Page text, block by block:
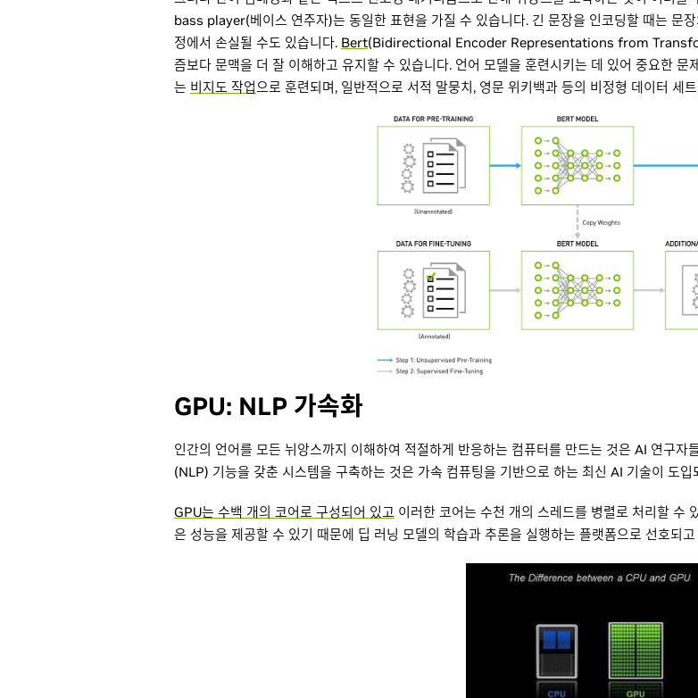
bass player(베이스 연주자)는 동일한 표현을 가질 수 있습니다. 긴 문장을 인코딩할 때는 문
정에서 손실될 수도 있습니다. Bert(Bidirectional Encoder Representations from
즘보다 문맥을 더 잘 이해하고 유지할 수 있습니다. 언어 모델을 훈련시키는 데 있어 중요한
는 비지도 작업으로 훈련되며, 일반적으로 서적 말뭉치, 영문 위키백과 등의 비정형 데이터 세
GPU: NLP 가속화
인간의 언어를 모든 뉘앙스까지 이해하여 적절하게 반응하는 컴퓨터를 만드는 것은 AI 연구자
(NLP) 기능을 갖춘 시스템을 구축하는 것은 가속 컴퓨팅을 기반으로 하는 최신 AI 기술이 도입
GPU는 수백 개의 코어로 구성되어 있고 이러한 코어는 수천 개의 스레드를 병렬로 처리할 수
은 성능을 제공할 수 있기 때문에 딥 러닝 모델의 학습과 추론을 실행하는 플랫폼으로 선호되